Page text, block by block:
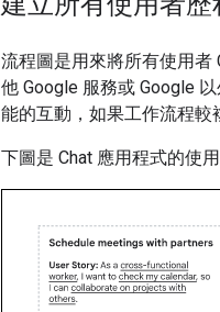
流程圖是用來將所有使用者
他 Google 服務或 Google
能的互動，如果工作流程較
下圖是 Chat 應用程式的使